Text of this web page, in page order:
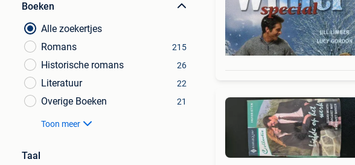
Boeken
Alle zoekertjes
Romans
215
Historische romans 26
Literatuur 22
Overige Boeken 21
Toon meer
Taal